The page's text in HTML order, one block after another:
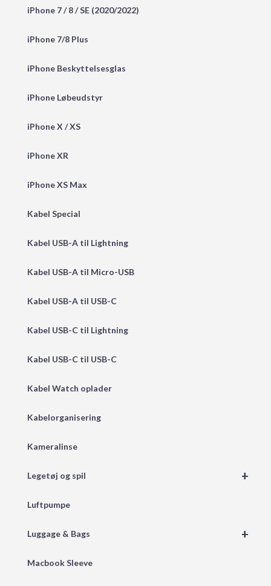
iPhone 7 / 8 / SE (2020/2022)
iPhone 7/8 Plus
iPhone Beskyttelsesglas
iPhone Løbeudstyr
iPhone X / XS
iPhone XR
iPhone XS Max
Kabel Special
Kabel USB-A til Lightning
Kabel USB-A til Micro-USB
Kabel USB-A til USB-C
Kabel USB-C til Lightning
Kabel USB-C til USB-C
Kabel Watch oplader
Kabelorganisering
Kameralinse
+
Legetøj og spil
Luftpumpe
+
Luggage & Bags
Macbook Sleeve